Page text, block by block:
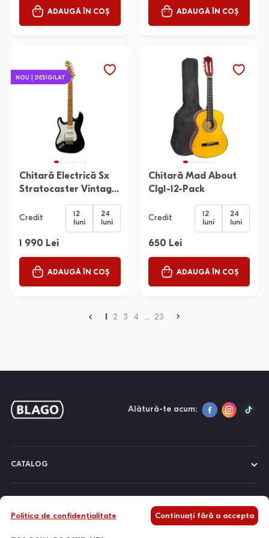
ADAUGĂ ÎN COȘ ADAUGĂ ÎN COȘ
NOU | DESIGILAT
Chitară Electrică Sx
Stratocaster Vintage
Credit
12
luni
24
luni
1 990 Lei
ADAUGĂ ÎN COȘ
Chitară Mad About
Clg1-12-Pack
Credit
12
luni
24
luni
650 Lei
ADAUGĂ ÎN COȘ
1 2 3 4 ... 23
Alătură-te acum:
CATALOG
Politica de confidențialitate Continuați fără a accepta